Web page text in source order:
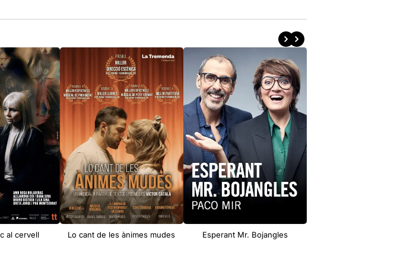
al cervell Lo cant de les ànimes mudes Esperant Mr. Bojangles